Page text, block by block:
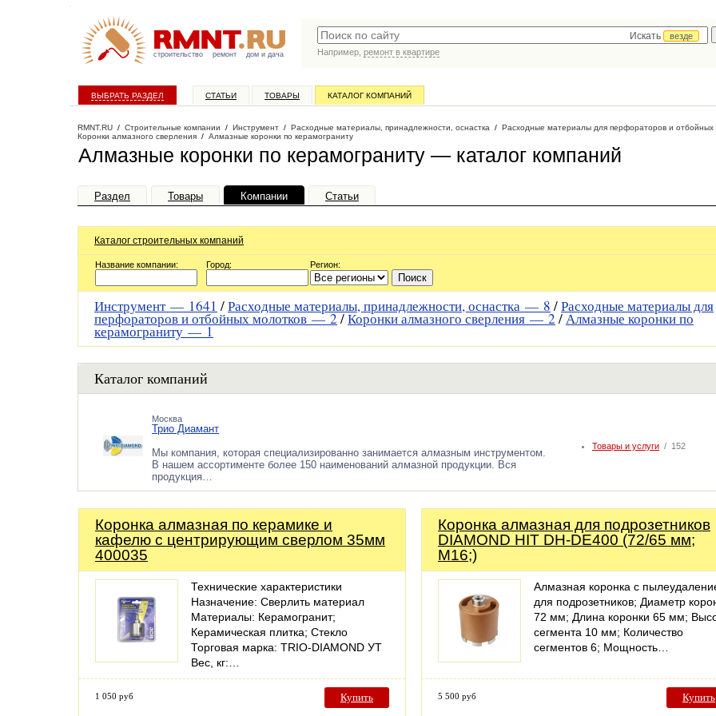
строительство ремонт дом и дача
Искать
везде
Например, ремонт в квартире
ВЫБРАТЬ РАЗДЕЛ СТАТЬИ ТОВАРЫ КАТАЛОГ КОМПАНИЙ
RMNT.RU / Строительные компании / Инструмент / Расходные материалы, принадлежности, оснастка / Расходные материалы для перфораторов и отбойных
Коронки алмазного сверления / Алмазные коронки по керамограниту
Алмазные коронки по керамограниту — каталог компаний
Раздел Товары Компании Статьи
Каталог строительных компаний
Название компании: Город: Регион:
Инструмент — 1641 /Расходные материалы, принадлежности, оснастка — 8 /Расходные материалы для
перфораторов и отбойных молотков —2/Коронки алмазного сверления —2 /Алмазные коронки по
керамограниту —1
Каталог компаний
Москва
Трио Диамант
Мы компания, которая специализированно занимается алмазным инструментом.
В нашем ассортименте более 150 наименований алмазной продукции. Вся
продукция…
Товары и услуги / 152
Коронка алмазная по керамике и
кафелю с центрирующим сверлом 35мм
400035
Технические характеристики
Назначение: Сверлить материал
Материалы: Керамогранит;
Керамическая плитка; Стекло
Торговая марка: TRIO-DIAMOND УТ
Вес, кг:…
1 050 руб Купить
Коронка алмазная для подрозетников
DIAMOND HIT DH-DE400 (72/65 мм;
M16;)
Алмазная коронка с
для подрозетников; Диаметр
72 мм; Длина коронки 65 мм;
сегмента 10 мм; Количество
сегментов 6; Мощность…
5 500 руб Купить